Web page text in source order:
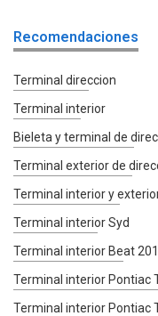
Recomendaciones
Terminal direccion
Terminal interior
Bieleta y terminal de
Terminal exterior de
Terminal interior y
Terminal interior Syd
Terminal interior Beat
Terminal interior Pontiac
Terminal interior Pontiac